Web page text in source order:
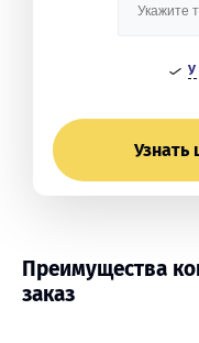
У
Узнать
Преимущества
заказ